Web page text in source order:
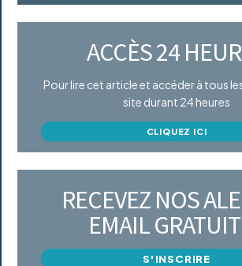
ACCÈS 24
Pour lire cet article et accéder à tous
site durant 24 heures
CLIQUEZ ICI
RECEVEZ NOS
EMAIL
S'INSCRIRE